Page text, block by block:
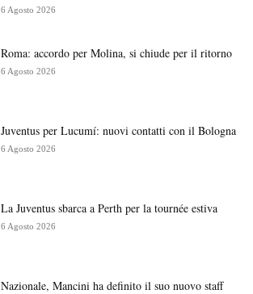
6 Agosto 2026
Roma: accordo per Molina, si chiude per il ritorno
6 Agosto 2026
Juventus per Lucumí: nuovi contatti con il Bologna
6 Agosto 2026
La Juventus sbarca a Perth per la tournée estiva
6 Agosto 2026
Nazionale, Mancini ha definito il suo nuovo staff